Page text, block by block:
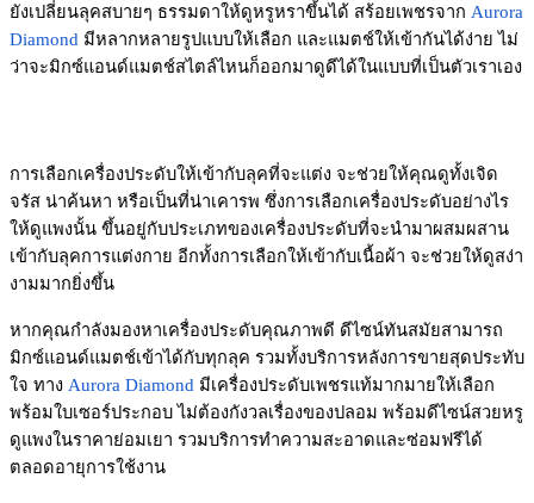
ยังเปลี่ยนลุคสบายๆ ธรรมดาให้ดูหรูหราขึ้นได้ สร้อยเพชรจาก Aurora
Diamond มีหลากหลายรูปแบบให้เลือก และแมตช์ให้เข้ากันได้ง่าย ไม่
ว่าจะมิกซ์แอนด์แมตช์สไตล์ไหนก็ออกมาดูดีได้ในแบบที่เป็นตัวเราเอง
การเลือกเครื่องประดับให้เข้ากับลุคที่จะแต่ง จะช่วยให้คุณดูทั้งเจิด
จรัส น่าค้นหา หรือเป็นที่น่าเคารพ ซึ่งการเลือกเครื่องประดับอย่างไร
ให้ดูแพงนั้น ขึ้นอยู่กับประเภทของเครื่องประดับที่จะนำมาผสมผสาน
เข้ากับลุคการแต่งกาย อีกทั้งการเลือกให้เข้ากับเนื้อผ้า จะช่วยให้ดูสง่า
งามมากยิ่งขึ้น
หากคุณกำลังมองหาเครื่องประดับคุณภาพดี ดีไซน์ทันสมัยสามารถ
มิกซ์แอนด์แมตช์เข้าได้กับทุกลุค รวมทั้งบริการหลังการขายสุดประทับ
ใจ ทาง Aurora Diamond มีเครื่องประดับเพชรแท้มากมายให้เลือก
พร้อมใบเซอร์ประกอบ ไม่ต้องกังวลเรื่องของปลอม พร้อมดีไซน์สวยหรู
ดูแพงในราคาย่อมเยา รวมบริการทำความสะอาดและซ่อมฟรีได้
ตลอดอายุการใช้งาน